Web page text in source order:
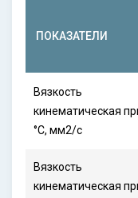
ПОКАЗАТЕЛИ
Вязкость
кинематическая
°С, мм2/с
Вязкость
кинематическая